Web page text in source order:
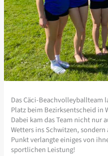
Das Cäci-Beachvolleyballteam
Platz beim Bezirksentscheid
Dabei kam das Team nicht nur
Wetters ins Schwitzen,
Punkt verlangte einiges von
sportlichen Leistung!